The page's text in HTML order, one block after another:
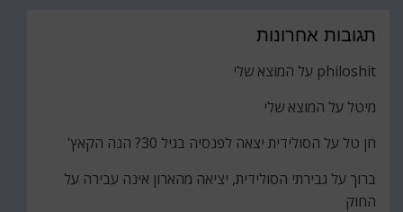
תגובות אחרונות
philoshit על המוצא שלי
מיטל על המוצא שלי
חן טל על הסולידית יצאה לפנסיה בגיל 30? הנה הקאץ'
ברוך על גבירתי הסולידית, יציאה מהארון אינה עבירה על
החוק